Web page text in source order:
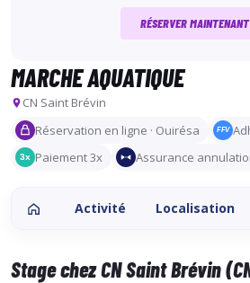
MARCHE AQUATIQUE
CN Saint Brévin
Réservation en ligne · Ouirésa
FFV
3x Paiement 3x Assurance
Activité Localisation
Stage chez CN Saint Brévin
RÉSERVER